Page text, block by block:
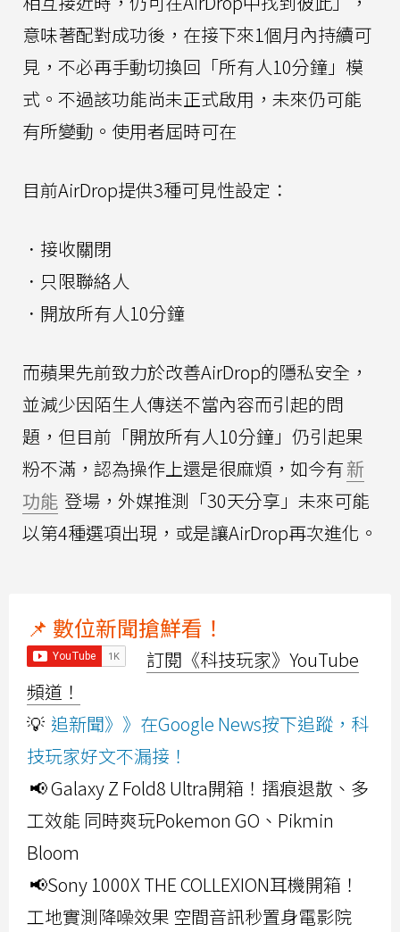
意味著配對成功後，在接下來1個月內持續可
見，不必再手動切換回「所有人10分鐘」模
式。不過該功能尚未正式啟用，未來仍可能
有所變動。使用者屆時可在
目前AirDrop提供3種可見性設定：
．接收關閉
．只限聯絡人
．開放所有人10分鐘
而蘋果先前致力於改善AirDrop的隱私安全，
並減少因陌生人傳送不當內容而引起的問
題，但目前「開放所有人10分鐘」仍引起果
粉不滿，認為操作上還是很麻煩，如今有新
功能 登場，外媒推測「30天分享」未來可能
以第4種選項出現，或是讓AirDrop再次進化。
📌 數位新聞搶鮮看！
訂閱《科技玩家》YouTube
頻道！
💡 追新聞》》在Google News按下追蹤，科
技玩家好文不漏接！
📢 Galaxy Z Fold8 Ultra開箱！摺痕退散、多
工效能 同時爽玩Pokemon GO、Pikmin
Bloom
📢Sony 1000X THE COLLEXION耳機開箱！
工地實測降噪效果 空間音訊秒置身電影院